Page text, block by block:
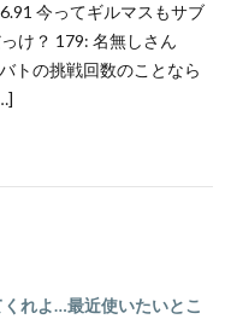
今ってギルマスもサブ
け？ 179: 名無しさん
トの挑戦回数のことなら
くれよ…最近使いたいとこ